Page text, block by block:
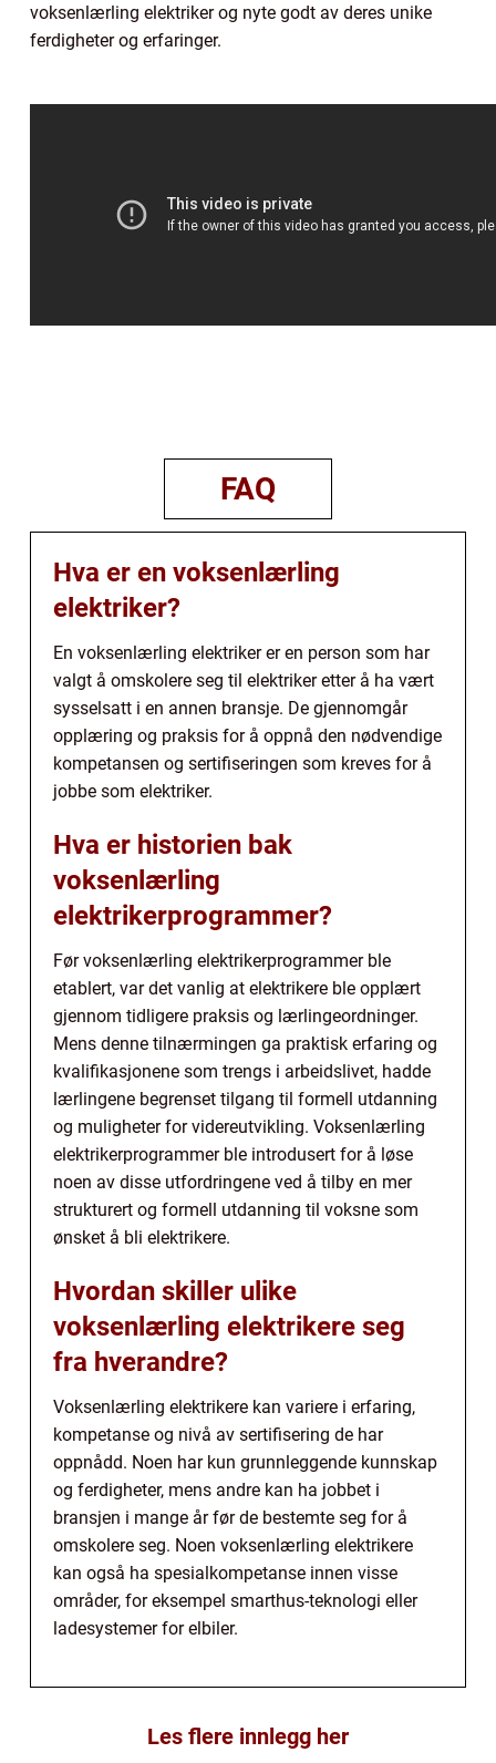
voksenlærling elektriker og nyte godt av deres unike
ferdigheter og erfaringer.
FAQ
Hva er en voksenlærling
elektriker?
En voksenlærling elektriker er en person som har
valgt å omskolere seg til elektriker etter å ha vært
sysselsatt i en annen bransje. De gjennomgår
opplæring og praksis for å oppnå den nødvendige
kompetansen og sertifiseringen som kreves for å
jobbe som elektriker.
Hva er historien bak
voksenlærling
elektrikerprogrammer?
Før voksenlærling elektrikerprogrammer ble
etablert, var det vanlig at elektrikere ble opplært
gjennom tidligere praksis og lærlingeordninger.
Mens denne tilnærmingen ga praktisk erfaring og
kvalifikasjonene som trengs i arbeidslivet, hadde
lærlingene begrenset tilgang til formell utdanning
og muligheter for videreutvikling. Voksenlærling
elektrikerprogrammer ble introdusert for å løse
noen av disse utfordringene ved å tilby en mer
strukturert og formell utdanning til voksne som
ønsket å bli elektrikere.
Hvordan skiller ulike
voksenlærling elektrikere seg
fra hverandre?
Voksenlærling elektrikere kan variere i erfaring,
kompetanse og nivå av sertifisering de har
oppnådd. Noen har kun grunnleggende kunnskap
og ferdigheter, mens andre kan ha jobbet i
bransjen i mange år før de bestemte seg for å
omskolere seg. Noen voksenlærling elektrikere
kan også ha spesialkompetanse innen visse
områder, for eksempel smarthus-teknologi eller
ladesystemer for elbiler.
Les flere innlegg her